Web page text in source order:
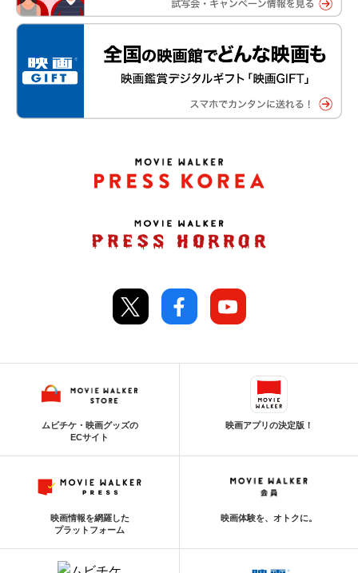
ムビチケ・映画グッズの
ECサイト
映画アプリの決定版！
映画情報を網羅した
プラットフォーム
映画体験を、オトクに。